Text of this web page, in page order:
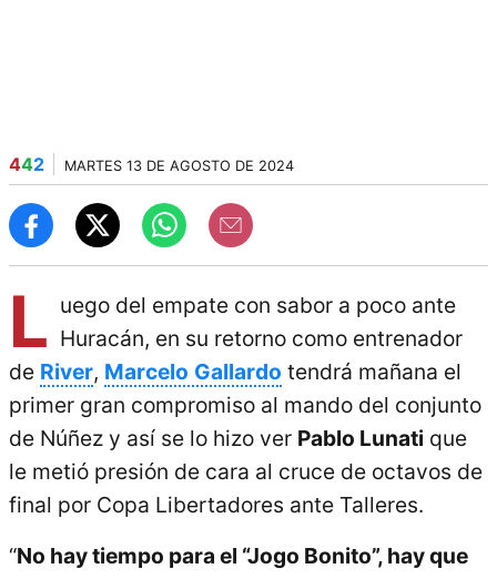
442 MARTES 13 DE AGOSTO DE 2024
L uego del empate con sabor a poco ante
Huracán, en su retorno como entrenador
de River, Marcelo Gallardo tendrá mañana el
primer gran compromiso al mando del conjunto
de Núñez y así se lo hizo ver Pablo Lunati que
le metió presión de cara al cruce de octavos de
final por Copa Libertadores ante Talleres.
“No hay tiempo para el “Jogo Bonito”, hay que